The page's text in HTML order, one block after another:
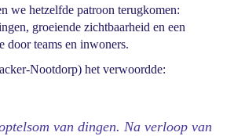
we hetzelfde patroon terugkomen:
groeiende zichtbaarheid en een
door teams en inwoners.
Nootdorp) het verwoordde:
van dingen. Na verloop van